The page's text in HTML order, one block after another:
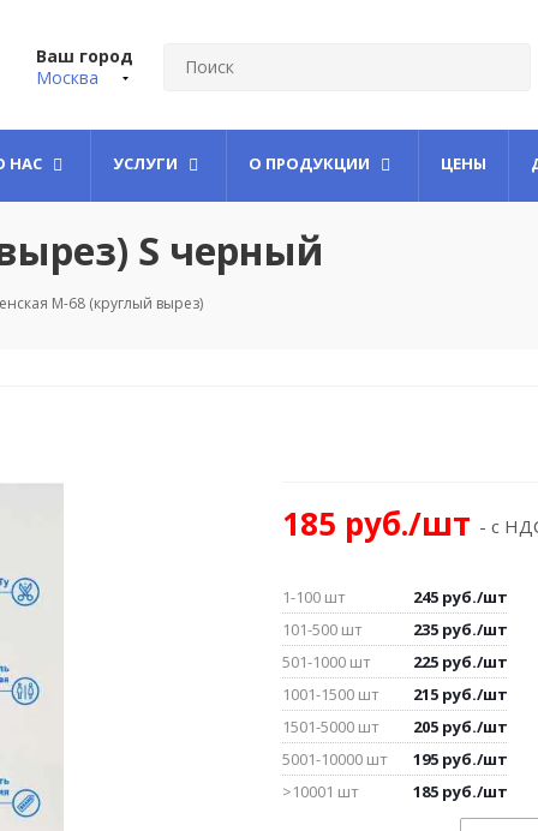
Ваш город
Москва
НАС УСЛУГИ О ПРОДУКЦИИ ЦЕНЫ
S черный
М-68 (круглый вырез)
185 руб./шт - с
1-100 шт 245 руб./шт
101-500 шт
235 руб./шт
501-1000 шт
225 руб./шт
1001-1500 шт
215 руб./шт
1501-5000 шт
205 руб./шт
5001-10000 шт
195 руб./шт
>10001 шт
185 руб./шт